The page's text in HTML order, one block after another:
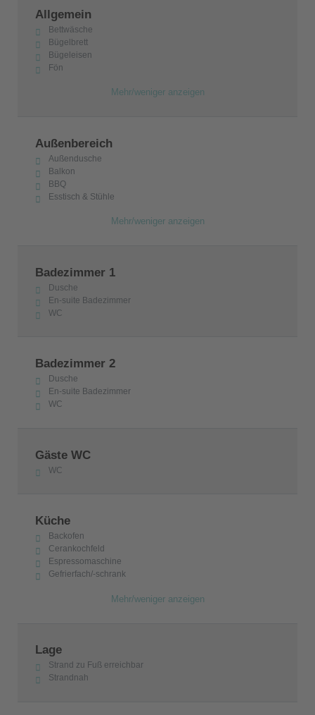
Allgemein
Bettwäsche
Bügelbrett
Bügeleisen
Fön
Mehr/weniger anzeigen
Außenbereich
Außendusche
Balkon
BBQ
Esstisch & Stühle
Mehr/weniger anzeigen
Badezimmer 1
Dusche
En-suite Badezimmer
WC
Badezimmer 2
Dusche
En-suite Badezimmer
WC
Gäste WC
WC
Küche
Backofen
Cerankochfeld
Espressomaschine
Gefrierfach/-schrank
Mehr/weniger anzeigen
Lage
Strand zu Fuß erreichbar
Strandnah